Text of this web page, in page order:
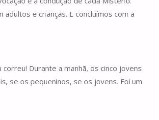
e crianças. E concluímos com a
Durante a manhã, os cinco jovens
se os pequeninos, se os jovens. Foi um